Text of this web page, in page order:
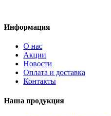
Информация
О нас
Акции
Новости
Оплата и доставка
Контакты
Наша продукция